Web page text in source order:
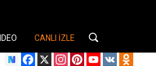
Facebook
X Instagram
PinterestYouTube
VK
CANLI İZLE